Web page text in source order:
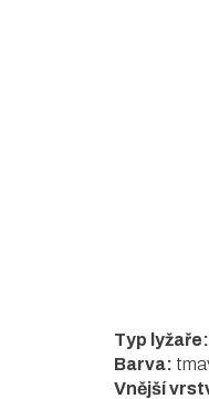
Typ lyžaře:
Barva:
Vnější